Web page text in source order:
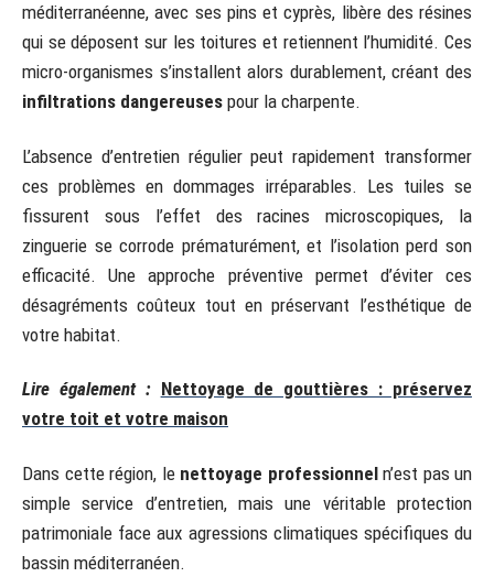
méditerranéenne, avec ses pins et cyprès, libère des résines
qui se déposent sur les toitures et retiennent l’humidité. Ces
micro-organismes s’installent alors durablement, créant des
infiltrations dangereuses pour la charpente.
L’absence d’entretien régulier peut rapidement transformer
ces problèmes en dommages irréparables. Les tuiles se
fissurent sous l’effet des racines microscopiques, la
zinguerie se corrode prématurément, et l’isolation perd son
efficacité. Une approche préventive permet d’éviter ces
désagréments coûteux tout en préservant l’esthétique de
votre habitat.
Lire également : Nettoyage de gouttières : préservez
votre toit et votre maison
Dans cette région, le nettoyage professionneln’est pas un
simple service d’entretien, mais une véritable protection
patrimoniale face aux agressions climatiques spécifiques du
bassin méditerranéen.